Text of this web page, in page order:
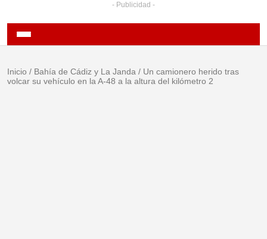
- Publicidad -
Inicio / Bahía de Cádiz y La Janda / Un camionero herido tras
volcar su vehículo en la A-48 a la altura del kilómetro 2